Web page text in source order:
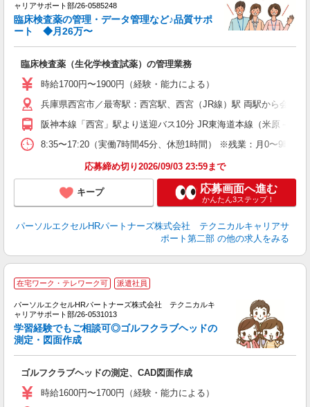
ャリアサポート部/26-0585248
臨床検査薬の管理・データ管理など♪品質サポ
ート ◆月26万〜
臨床検査薬（生化学検査試薬）の管理業務
時給1700円〜1900円（経験・能力による）
兵庫県西宮市／最寄駅：西宮駅、西宮（JR線）駅 両駅から会社無
阪神本線「西宮」駅より送迎バス10分 JR東海道本線（米原－神
8:35〜17:20（実働7時間45分、休憩1時間） ※残業：月0〜9時間
応募締め切り2026/09/03 23:59まで
キープ 応募画面へ進む
かんたん3ステップ！
パーソルエクセルHRパートナーズ株式会社 テクニカルキャリアサ
ポート第二部 の他の求人をみる
在宅ワーク・テレワーク可 派遣社員
パーソルエクセルHRパートナーズ株式会社 テクニカルキ
ャリアサポート部/26-0531013
学習経験でもご相談可◎ゴルフクラブヘッドの
測定・図面作成
ゴルフクラブヘッドの測定、CAD図面作成
時給1600円〜1700円（経験・能力による）